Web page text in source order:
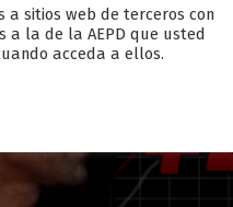
a sitios web de terceros con
a la de la AEPD que usted
acceda a ellos.